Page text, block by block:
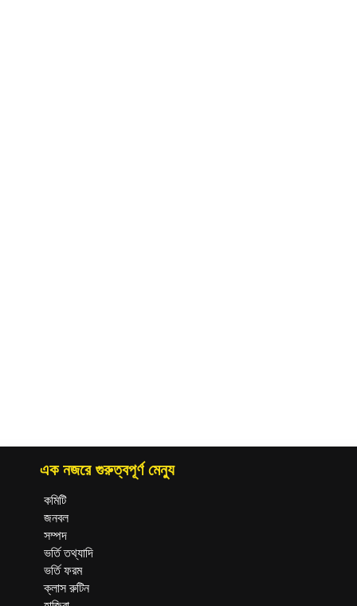
এক নজরে গুরুত্বপূর্ণ মেন্যু
কমিটি
জনবল
সম্পদ
ভর্তি তথ্যাদি
ভর্তি ফরম
ক্লাস রুটিন